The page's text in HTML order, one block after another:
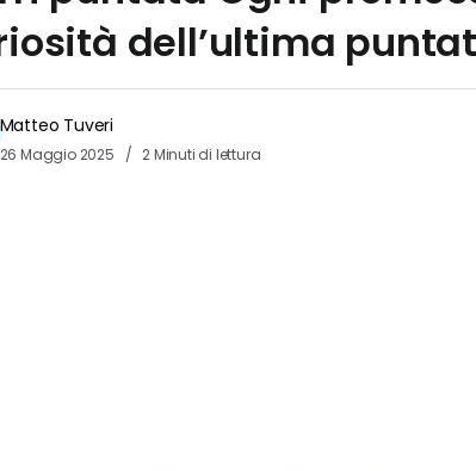
dell’ultima
Matteo Tuveri
26 Maggio 2025 2 Minuti di lettura